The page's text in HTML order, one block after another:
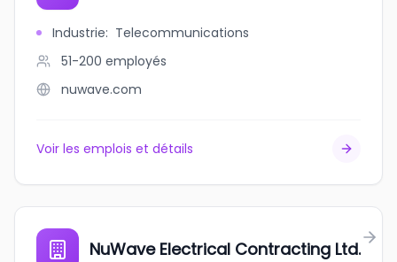
Industrie: Telecommunications
51-200 employés
nuwave.com
Voir les emplois et détails
NuWave Electrical Contracting Ltd.